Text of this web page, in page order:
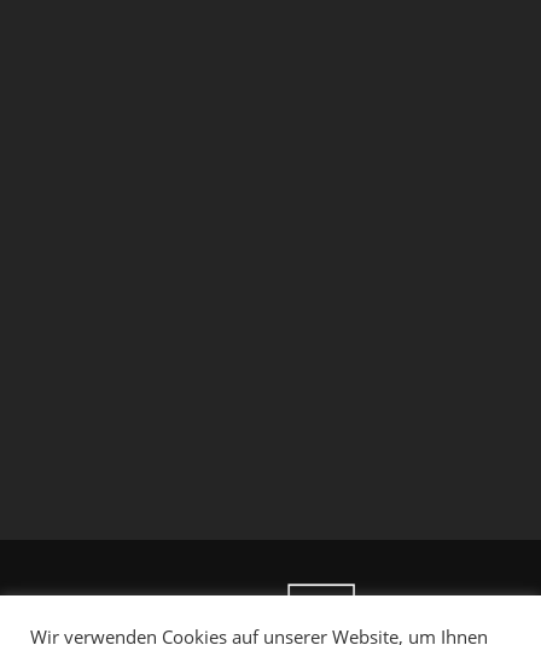
Wir verwenden Cookies auf unserer Website, um Ihnen